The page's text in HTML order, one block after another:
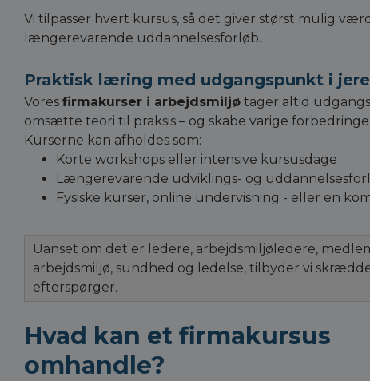
Vi tilpasser hvert kursus, så det giver størst mulig
længerevarende uddannelsesforløb.
Praktisk læring med udgangspunkt i
Vores firmakurser i arbejdsmiljø tager altid
omsætte teori til praksis – og skabe varige
Kurserne kan afholdes som:
Korte workshops eller intensive kursusdage
Længerevarende udviklings- og
Fysiske kurser, online undervisning - eller en
Uanset om det er ledere, arbejdsmiljøledere,
arbejdsmiljø, sundhed og ledelse, tilbyder vi
efterspørger.
Hvad kan et firmakursus
omhandle?